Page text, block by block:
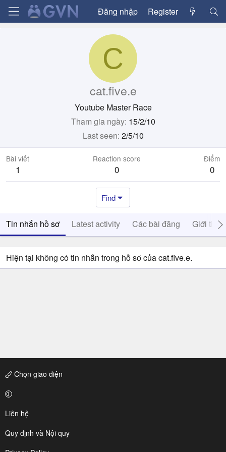
Đăng nhập Register
C
cat.five.e
Youtube Master Race
Tham gia ngày 15/2/10
Last seen 2/5/10
Bài viết
1
Reaction score
0
Điểm
0
Find
Tin nhắn hồ sơ Latest activity Các bài đăng Giới thiệu
Hiện tại không có tin nhắn trong hồ sơ của cat.five.e.
Chọn giao diện
Liên hệ
Quy định và Nội quy